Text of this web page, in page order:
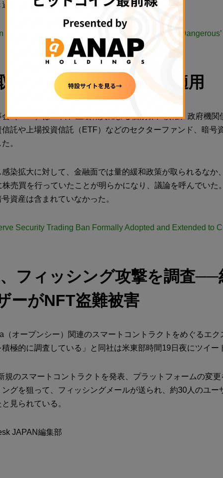
ぎへの対抗機能となり得ると述べた。
Calls Canada’s Use of Banks to Stifle Protestors ‘Dangerous’
引禁止を暗号資産にも適用
（FRB）は18日、上級職員による個別株、債権、政府機関
託や上場投資信託（ETF）などのセクターファンド、暗号
。
染拡大に対して、金融面では量的緩和政策が取られるなか
売買を行っていたことが明らかになり、議論を呼んでいた
資産は含まれていなかった。
Security Trading Ban Formally Adopted and Extended to
フィッシング攻撃を調査──
ーがNFT盗難被害
（オープンシー）関連のスマートコントラクトをめぐるエク
積極的に調査している」と同社は米東部時間19日夜にツイー
規のスマートコントラクトを発表、プラットフォームの変更
グを狙って、フィッシングメールが送られ、約30人のユー
見られている。
JAPAN編集部